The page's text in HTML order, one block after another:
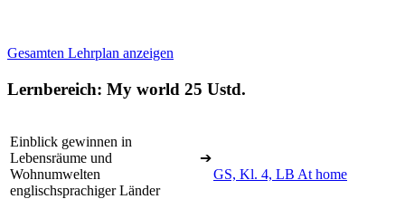
Gesamten Lehrplan anzeigen
Lernbereich: My world 25 Ustd.
Einblick gewinnen in
Lebensräume und
Wohnumwelten
englischsprachiger Länder
➔
GS, Kl. 4, LB At home